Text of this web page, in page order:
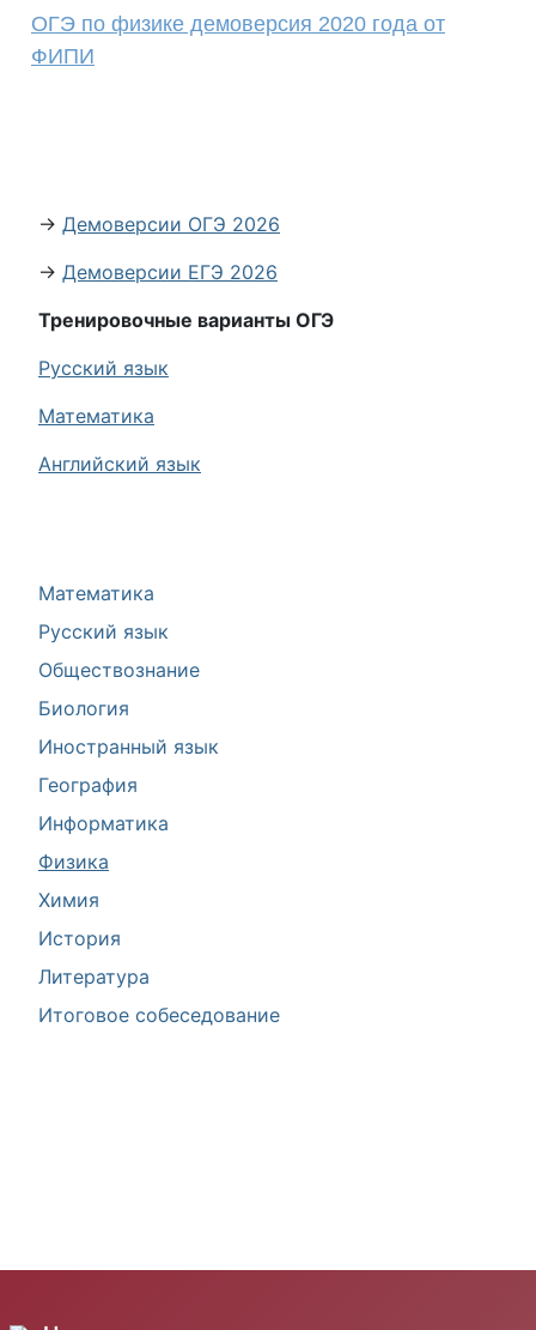
Математика
Русский язык
Обществознание
Биология
Иностранный язык
География
Информатика
Физика
Химия
История
Литература
Итоговое собеседование
ОГЭ по физике демоверсия 2020 года от
ФИПИ
→ Демоверсии ОГЭ 2026
→ Демоверсии ЕГЭ 2026
Тренировочные варианты ОГЭ
Русский язык
Математика
Английский язык